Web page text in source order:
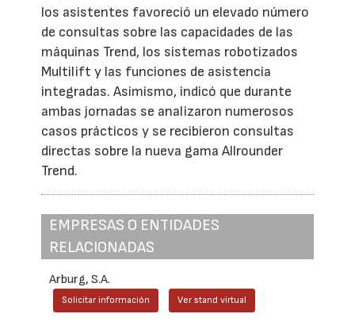
los asistentes favoreció un elevado número
de consultas sobre las capacidades de las
máquinas Trend, los sistemas robotizados
Multilift y las funciones de asistencia
integradas. Asimismo, indicó que durante
ambas jornadas se analizaron numerosos
casos prácticos y se recibieron consultas
directas sobre la nueva gama Allrounder
Trend.
EMPRESAS O ENTIDADES
RELACIONADAS
Arburg, S.A.
Solicitar información Ver stand virtual